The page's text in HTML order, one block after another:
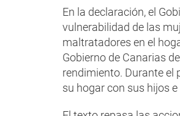
En la declaración, el
vulnerabilidad de las
maltratadores en el
Gobierno de Canarias
rendimiento. Durante el
su hogar con sus hijos